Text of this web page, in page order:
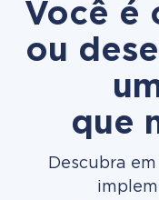
Você é
ou
que
Descubra